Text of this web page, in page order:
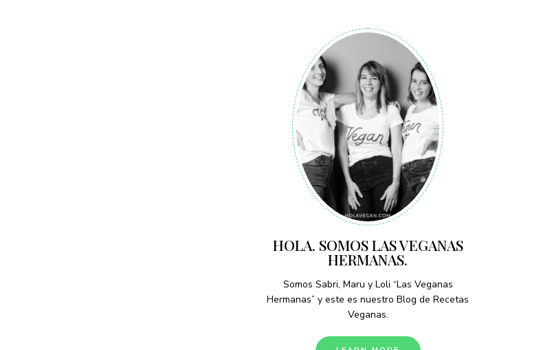
HOLA. SOMOS LAS VEGANAS
HERMANAS.
Somos Sabri, Maru y Loli “Las Veganas
Hermanas” y este es nuestro Blog de Recetas
Veganas.